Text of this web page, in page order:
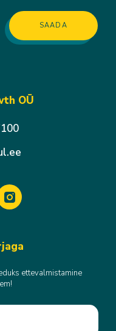
SAADA
OÜ
ettevalmistamine